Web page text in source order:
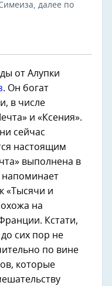
далее по
от Алупки
. Он богат
в числе
и «Ксения».
сейчас
настоящим
выполнена в
напоминает
«Тысячи и
на
Кстати,
до сих пор не
по вине
которые